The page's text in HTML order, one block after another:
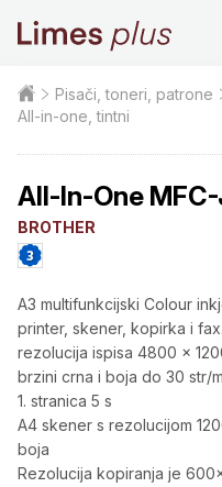
Pisači, toneri, patrone
All-in-one, tintni
All-In-One
BROTHER
A3 multifunkcijski Colour
printer, skener, kopirka i
rezolucija ispisa 4800 x
brzini crna i boja do 30 str/
1. stranica 5 s
A4 skener s rezolucijom
boja
Rezolucija kopiranja je